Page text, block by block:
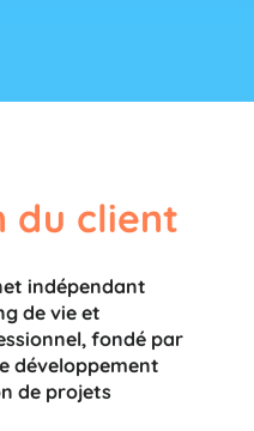
du client
indépendant
de vie et
fondé par
développement
de projets